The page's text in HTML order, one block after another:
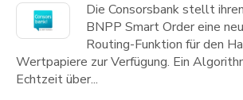
Die Consorsbank stellt
BNPP Smart Order eine
Routing-Funktion für den
Wertpapiere zur Verfügung. Ein
Echtzeit über...